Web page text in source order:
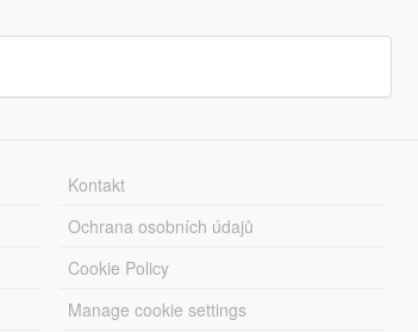
Kontakt
Ochrana osobních údajů
Cookie Policy
Manage cookie settings